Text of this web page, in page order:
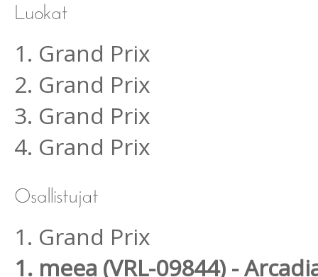
1. Grand Prix
2. Grand Prix
3. Grand Prix
4. Grand Prix
1. Grand Prix
1. meea (VRL-09844) -